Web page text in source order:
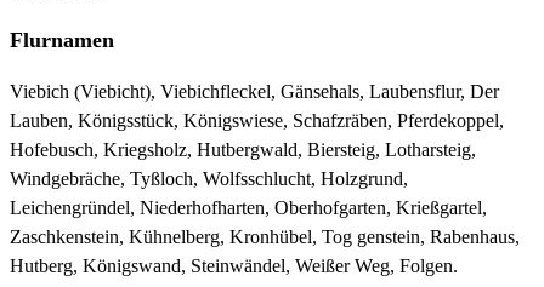
Flurnamen
Viebich (Viebicht), Viebichfleckel, Gänsehals, Laubensflur, Der
Lauben, Königsstück, Königswiese, Schafzräben, Pferdekoppel,
Hofebusch, Kriegsholz, Hutbergwald, Biersteig, Lotharsteig,
Windgebräche, Tyßloch, Wolfsschlucht, Holzgrund,
Leichengründel, Niederhofharten, Oberhofgarten, Krießgartel,
Zaschkenstein, Kühnelberg, Kronhübel, Tog genstein, Rabenhaus,
Hutberg, Königswand, Steinwändel, Weißer Weg, Folgen.